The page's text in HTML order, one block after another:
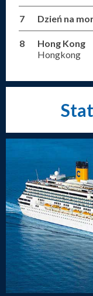
7 Dzień na
8
Hong Kong
Hongkong